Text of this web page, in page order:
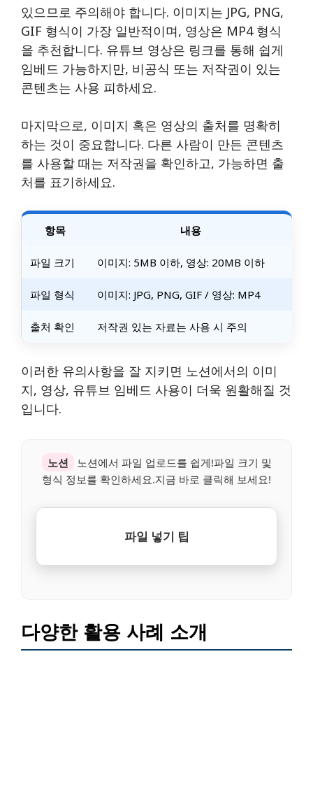
있으므로 주의해야 합니다. 이미지는 JPG, PNG,
GIF 형식이 가장 일반적이며, 영상은 MP4 형식
을 추천합니다. 유튜브 영상은 링크를 통해 쉽게
임베드 가능하지만, 비공식 또는 저작권이 있는
콘텐츠는 사용 피하세요.
마지막으로, 이미지 혹은 영상의 출처를 명확히
하는 것이 중요합니다. 다른 사람이 만든 콘텐츠
를 사용할 때는 저작권을 확인하고, 가능하면 출
처를 표기하세요.
항목 내용
파일 크기 이미지: 5MB 이하, 영상: 20MB 이하
파일 형식 이미지: JPG, PNG, GIF / 영상: MP4
출처 확인 저작권 있는 자료는 사용 시 주의
이러한 유의사항을 잘 지키면 노션에서의 이미
지, 영상, 유튜브 임베드 사용이 더욱 원활해질 것
입니다.
노션
노션에서 파일 업로드를 쉽게!파일 크기 및
형식 정보를 확인하세요.지금 바로 클릭해 보세요!
파일 넣기 팁
다양한 활용 사례 소개